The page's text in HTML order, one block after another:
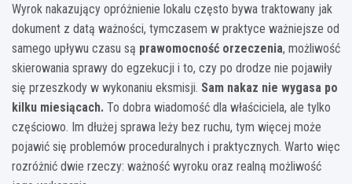
Wyrok nakazujący opróżnienie lokalu często bywa traktowany jak
dokument z datą ważności, tymczasem w praktyce ważniejsze od
samego upływu czasu są prawomocność orzeczenia, możliwość
skierowania sprawy do egzekucji i to, czy po drodze nie pojawiły
się przeszkody w wykonaniu eksmisji. Sam nakaz nie wygasa po
kilku miesiącach. To dobra wiadomość dla właściciela, ale tylko
częściowo. Im dłużej sprawa leży bez ruchu, tym więcej może
pojawić się problemów proceduralnych i praktycznych. Warto więc
rozróżnić dwie rzeczy: ważność wyroku oraz realną możliwość